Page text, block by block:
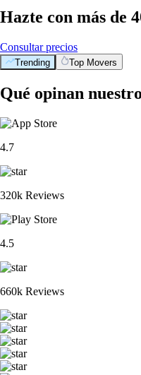
Hazte con más de
Consultar precios
Trending Top Movers
Qué opinan
4.7
320k Reviews
4.5
660k Reviews